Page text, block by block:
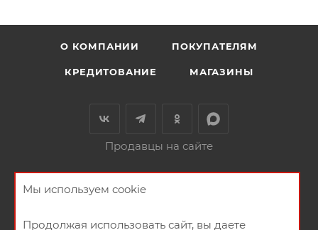
О КОМПАНИИ ПОКУПАТЕЛЯМ
КРЕДИТОВАНИЕ МАГАЗИНЫ
Продавцы на сайте
+79146580684
НАПИСАТЬ СООБЩЕНИЕ
Мы используем cookie
Продолжая использовать сайт, вы даете